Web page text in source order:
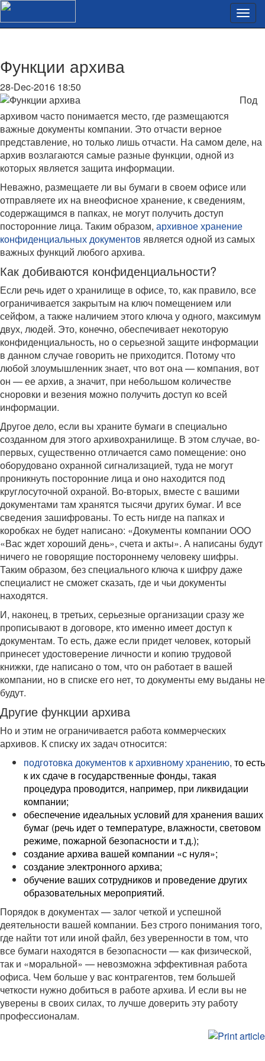
Функции архива
28-Dec-2016 18:50
Под
архивом часто понимается место, где размещаются
важные документы компании. Это отчасти верное
представление, но только лишь отчасти. На самом деле, на
архив возлагаются самые разные функции, одной из
которых является защита информации.
Неважно, размещаете ли вы бумаги в своем офисе или
отправляете их на внеофисное хранение, к сведениям,
содержащимся в папках, не могут получить доступ
посторонние лица. Таким образом, архивное хранение
конфиденциальных документов является одной из самых
важных функций любого архива.
Как добиваются конфиденциальности?
Если речь идет о хранилище в офисе, то, как правило, все
ограничивается закрытым на ключ помещением или
сейфом, а также наличием этого ключа у одного, максимум
двух, людей. Это, конечно, обеспечивает некоторую
конфиденциальность, но о серьезной защите информации
в данном случае говорить не приходится. Потому что
любой злоумышленник знает, что вот она — компания, вот
он — ее архив, а значит, при небольшом количестве
сноровки и везения можно получить доступ ко всей
информации.
Другое дело, если вы храните бумаги в специально
созданном для этого архивохранилище. В этом случае, во-
первых, существенно отличается само помещение: оно
оборудовано охранной сигнализацией, туда не могут
проникнуть посторонние лица и оно находится под
круглосуточной охраной. Во-вторых, вместе с вашими
документами там хранятся тысячи других бумаг. И все
сведения зашифрованы. То есть нигде на папках и
коробках не будет написано: «Документы компании ООО
«Вас ждет хороший день», счета и акты». А написаны будут
ничего не говорящие постороннему человеку шифры.
Таким образом, без специального ключа к шифру даже
специалист не сможет сказать, где и чьи документы
находятся.
И, наконец, в третьих, серьезные организации сразу же
прописывают в договоре, кто именно имеет доступ к
документам. То есть, даже если придет человек, который
принесет удостоверение личности и копию трудовой
книжки, где написано о том, что он работает в вашей
компании, но в списке его нет, то документы ему выданы не
будут.
Другие функции архива
Но и этим не ограничивается работа коммерческих
архивов. К списку их задач относится:
подготовка документов к архивному хранению, то есть
к их сдаче в государственные фонды, такая
процедура проводится, например, при ликвидации
компании;
обеспечение идеальных условий для хранения ваших
бумаг (речь идет о температуре, влажности, световом
режиме, пожарной безопасности и т.д.);
создание архива вашей компании «с нуля»;
создание электронного архива;
обучение ваших сотрудников и проведение других
образовательных мероприятий.
Порядок в документах — залог четкой и успешной
деятельности вашей компании. Без строго понимания того,
где найти тот или иной файл, без уверенности в том, что
все бумаги находятся в безопасности — как физической,
так и «моральной» — невозможна эффективная работа
офиса. Чем больше у вас контрагентов, тем большей
четкости нужно добиться в работе архива. И если вы не
уверены в своих силах, то лучше доверить эту работу
профессионалам.